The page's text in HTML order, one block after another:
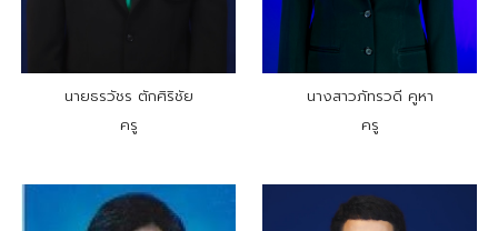
นายธรวัชร ตักศิริชัย
ครู
นางสาวภัทรวดี คูหา
ครู